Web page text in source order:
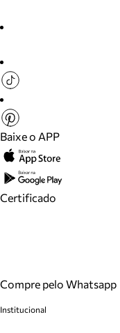
Baixe o APP
Certificado
Compre pelo Whatsapp
Institucional